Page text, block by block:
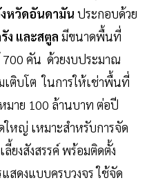
หวัดอันดามัน ประกอบด้วย
ง และสตูล มีขนาดพื้นที่
700 คัน ด้วยงบประมาณ
ติบโต ในการให้เช่าพื้นที่
มาย 100 ล้านบาท ต่อปี
หญ่ เหมาะสำหรับการจัด
ยงสังสรรค์ พร้อมติดตั้ง
สดงแบบครบวงจร ใช้จัด